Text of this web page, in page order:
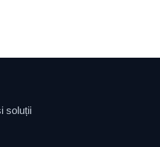
soluții